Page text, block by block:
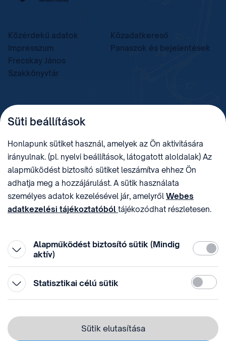
Közérdekű adatok
Közadatkereső
Impresszum
Panaszok és bejelentések
Frecskay János
Szakkönyvtár
TELEFON
+36 (1) 312 4400
sztnh@hipo.gov.hu 15311746-2-42
CÍM
1081 Budapest II. János
Pál pápa tér 7.
HIVATAL RÖVID NEVE
SZTNHOPS, KRID:
174434905
KÖZÖSSÉGI MÉDIA
⁣ ⁣
Webes adatkezelési tájékoztató
Süti beállítások
Honlapunk sütiket használ, amelyek az Ön aktivitására
irányulnak. (pl. nyelvi beállítások, látogatott aloldalak) Az
alapműködést biztosító sütiket leszámítva ehhez Ön
adhatja meg a hozzájárulást. A sütik használata
személyes adatok kezelésével jár, amelyről Webes
adatkezelési tájékoztatóból tájékozódhat részletesen.
Alapműködést biztosító sütik (Mindig
aktív)
Statisztikai célú sütik
Sütik elutasítása